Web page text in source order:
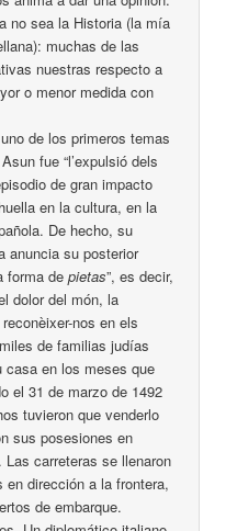
no sea la Historia (la mía
muchas de las
nuestras respecto a
o menor medida con
de los primeros temas
fue “l’expulsió dels
de gran impacto
en la cultura, en la
De hecho, su
anuncia su posterior
forma depietas”, es decir,
dolor del món, la
nos en els
de familias judías
casa en los meses que
el 31 de marzo de 1492
tuvieron que venderlo
sus posesiones en
carreteras se llenaron
en dirección a la frontera,
de embarque.